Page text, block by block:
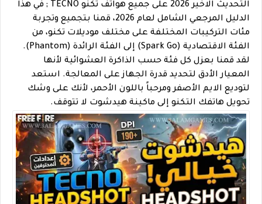
التحديث الاخير 2026 على جميع هواتف تكنو TECNO ; في هذا
الدليل المرجعي الشامل لعام 2026، قمنا بتجميع وتجربة
مئات التركيبات المختلفة على مختلف موديلات تكنو، من
الفئة الاقتصادية (Spark Go) إلى الفئة الرائدة (Phantom).
لقد قمنا بعزل كل فئة حسب الذاكرة العشوائية لأنها
المعيار الأدق لتحديد قدرة الجهاز على المعالجة. استعد
لتوديع الايم الأصفر ومرحباً باللون الأحمر، لأنك على وشك
تحويل هاتفك التكنو إلى ماكينة هيدشوت لا تتوقف.